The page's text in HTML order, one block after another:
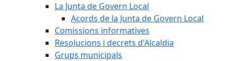
La Junta de Govern Local
Acords de la Junta de Govern Local
Comissions informatives
Resolucions i decrets d'Alcaldia
Grups municipals